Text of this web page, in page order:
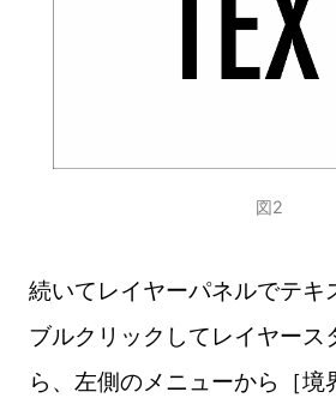
図2
続いてレイヤーパネルでテキ
ブルクリックしてレイヤース
ら、左側のメニューから［境